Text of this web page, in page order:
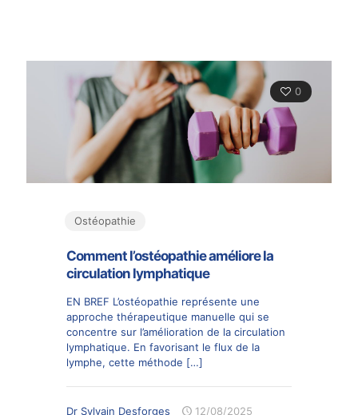
0
Ostéopathie
Comment l’ostéopathie améliore la
circulation lymphatique
EN BREF L’ostéopathie représente une
approche thérapeutique manuelle qui se
concentre sur l’amélioration de la circulation
lymphatique. En favorisant le flux de la
lymphe, cette méthode […]
Dr Sylvain Desforges 12/08/2025